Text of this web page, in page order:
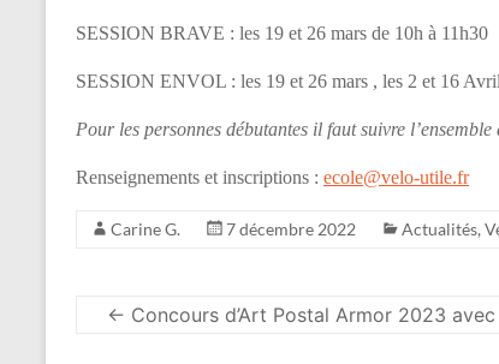
SESSION BRAVE : les 19 et 26 mars de 10h à 11h30
SESSION ENVOL : les 19 et 26 mars , les 2 et 16
Pour les personnes débutantes il faut suivre l’ensemble
Renseignements et inscriptions : ecole@velo-utile.fr
Carine G. 7 décembre 2022 Actualités,
← Concours d’Art Postal Armor 2023